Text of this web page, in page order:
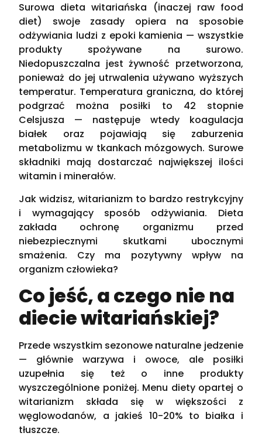
Surowa dieta witariańska (inaczej raw food
diet) swoje zasady opiera na sposobie
odżywiania ludzi z epoki kamienia — wszystkie
produkty spożywane na surowo.
Niedopuszczalna jest żywność przetworzona,
ponieważ do jej utrwalenia używano wyższych
temperatur. Temperatura graniczna, do której
podgrzać można posiłki to 42 stopnie
Celsjusza — następuje wtedy koagulacja
białek oraz pojawiają się zaburzenia
metabolizmu w tkankach mózgowych. Surowe
składniki mają dostarczać największej ilości
witamin i minerałów.
Jak widzisz, witarianizm to bardzo restrykcyjny
i wymagający sposób odżywiania. Dieta
zakłada ochronę organizmu przed
niebezpiecznymi skutkami ubocznymi
smażenia. Czy ma pozytywny wpływ na
organizm człowieka?
Co jeść, a czego nie na
diecie witariańskiej?
Przede wszystkim sezonowe naturalne jedzenie
— głównie warzywa i owoce, ale posiłki
uzupełnia się też o inne produkty
wyszczególnione poniżej. Menu diety opartej o
witarianizm składa się w większości z
węglowodanów, a jakieś 10-20% to białka i
tłuszcze.